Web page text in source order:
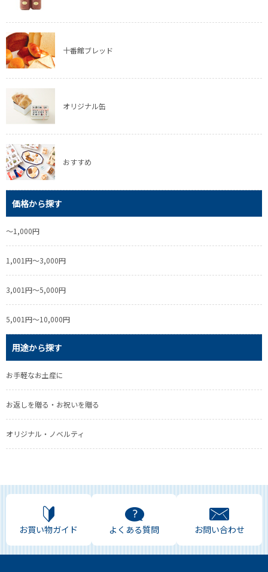
十番館ブレッド
オリジナル缶
おすすめ
価格から探す
～1,000円
1,001円～3,000円
3,001円～5,000円
5,001円～10,000円
用途から探す
お手軽なお土産に
お返しを贈る・お祝いを贈る
オリジナル・ノベルティ
お買い物ガイド よくある質問 お問い合わせ